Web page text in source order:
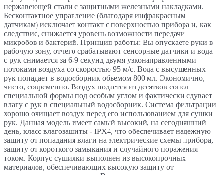
нержавеющей стали с защитными железными накладками.
Бесконтактное управление (благодаря инфракрасным
датчикам) исключает контакт с поверхностью прибора и, как
следствие, снижается уровень возможности передачи
микробов и бактерий. Принцип работы: Вы опускаете руки в
рабочую зону, отчего срабатывают сенсорные датчики и вода
с рук снимается за 6-9 секунд двумя узконаправленными
потоками воздуха со скоростью 95 м/с. Вода с высушенных
рук попадает в водосборник объемом 800 мл. Экономично,
чисто, современно. Воздух подается из десятков сопел
специальной формы под особым углом и фактически сдувает
влагу с рук в специальный водосборник. Система фильтрации
хорошо очищает воздух перед его использованием для сушки
рук. Данная модель имеет самый высокий, на сегодняшний
день, класс влагозащиты - IPX4, что обеспечивает надежную
защиту от попадания влаги на электрические схемы прибора,
защиту от короткого замыкания и случайного поражения
током. Корпус сушилки выполнен из высокопрочных
материалов, обеспечивающих высокую защиту от